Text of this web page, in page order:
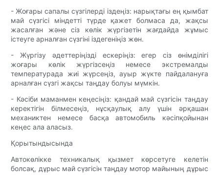
- Жоғары сапалы сүзгілерді іздеңіз: нарықтағы ең қымбат
май сүзгісі міндетті түрде қажет болмаса да, жақсы
жасалған және сіз көлік жүргізетін жағдайда жұмыс
істеуге арналған сүзгіні іздегеніңіз жөн.
- Жүргізу әдеттеріңізді ескеріңіз: егер сіз өнімділігі
жоғары көлік жүргізсеңіз немесе экстремалды
температурада жиі жүрсеңіз, ауыр жүкте пайдалануға
арналған сүзгі жақсы таңдау болуы мүмкін.
- Кәсіби маманмен кеңесіңіз: қандай май сүзгісін таңдау
керектігін білмесеңіз, нұсқаулық алу үшін әрқашан
механиктен немесе басқа автомобиль кәсіпқойынан
кеңес ала аласыз.
Қорытындысында
Автокөлікке техникалық қызмет көрсетуге келетін
болсақ, дұрыс май сүзгісін таңдау мотор майының дұрыс